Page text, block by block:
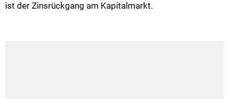
ist der Zinsrückgang am Kapitalmarkt.